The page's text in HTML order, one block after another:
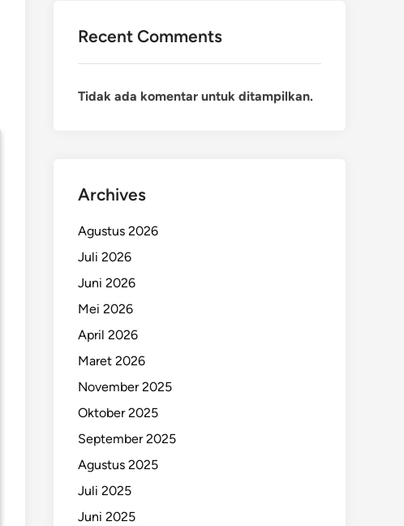
Recent Comments
Tidak ada komentar untuk ditampilkan.
Archives
Agustus 2026
Juli 2026
Juni 2026
Mei 2026
April 2026
Maret 2026
November 2025
Oktober 2025
September 2025
Agustus 2025
Juli 2025
Juni 2025